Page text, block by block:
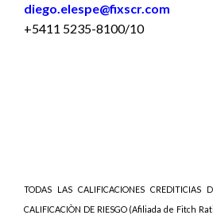
diego.elespe@fixscr.com
+5411 5235-8100/10
TODAS LAS CALIFICACIONES CREDITICIAS
CALIFICACIÒN DE RIESGO (Afiliada de Fitch